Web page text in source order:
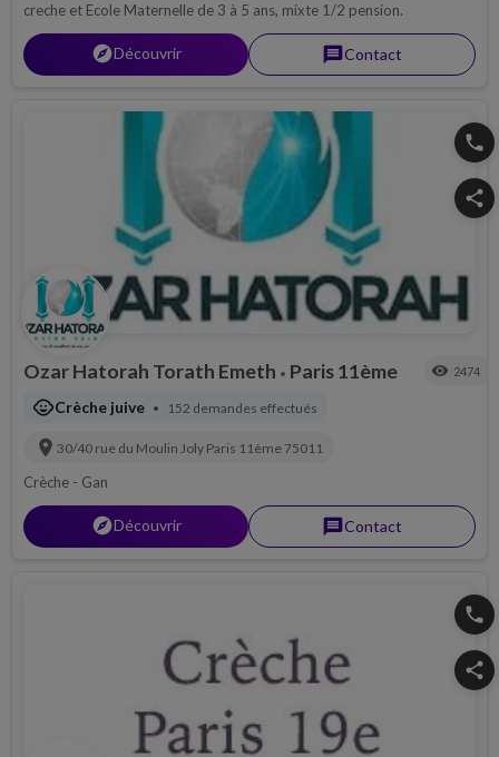
creche et Ecole Maternelle de 3 à 5 ans, mixte 1/2 pension.
explorerDécouvrir messageContact
phone
share
Ozar Hatorah Torath Emeth • Paris 11ème visibility 2474
child_careCrèche juive • 152 demandes effectués
location_on 30/40 rue du Moulin Joly Paris 11ème 75011
Crèche - Gan
explorerDécouvrir messageContact
phone
share